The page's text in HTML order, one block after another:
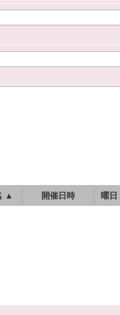
▲ 開催日時 曜日